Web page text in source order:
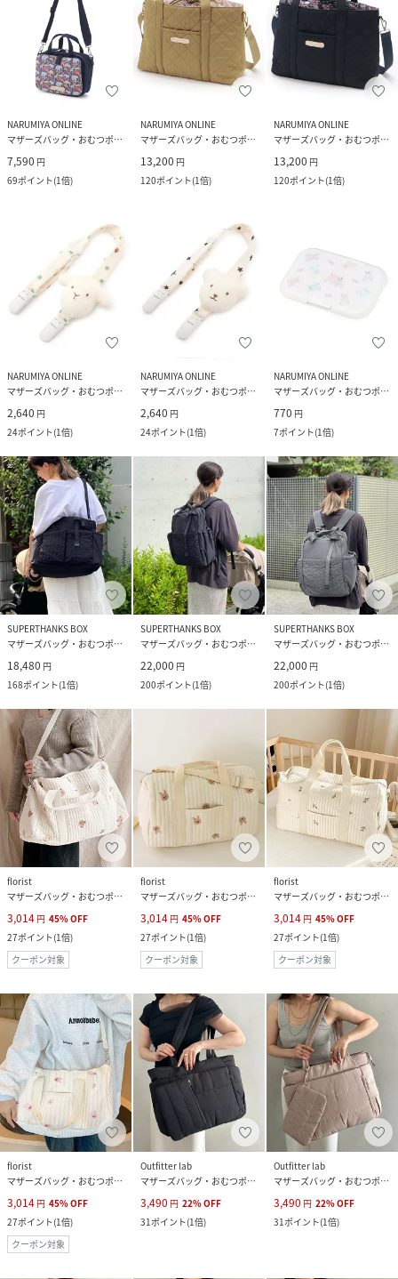
NARUMIYA ONLINE
マザーズバッグ・おむつポーチ
7,590 円
69ポイント(1倍)
NARUMIYA ONLINE
マザーズバッグ・おむつポーチ
13,200 円
120ポイント(1倍)
NARUMIYA ONLINE
マザーズバッグ・おむつポーチ
13,200 円
120ポイント(1倍)
NARUMIYA ONLINE
マザーズバッグ・おむつポーチ
2,640 円
24ポイント(1倍)
NARUMIYA ONLINE
マザーズバッグ・おむつポーチ
2,640 円
24ポイント(1倍)
NARUMIYA ONLINE
マザーズバッグ・おむつポーチ
770 円
7ポイント(1倍)
SUPERTHANKS BOX
マザーズバッグ・おむつポーチ
18,480 円
168ポイント(1倍)
SUPERTHANKS BOX
マザーズバッグ・おむつポーチ
22,000 円
200ポイント(1倍)
SUPERTHANKS BOX
マザーズバッグ・おむつポーチ
22,000 円
200ポイント(1倍)
florist
マザーズバッグ・おむつポーチ
3,014 円 45%OFF
27ポイント(1倍)
クーポン対象
florist
マザーズバッグ・おむつポーチ
3,014 円 45%OFF
27ポイント(1倍)
クーポン対象
florist
マザーズバッグ・おむつポーチ
3,014 円 45%OFF
27ポイント(1倍)
クーポン対象
florist
マザーズバッグ・おむつポーチ
3,014 円 45%OFF
27ポイント(1倍)
クーポン対象
Outfitter lab
マザーズバッグ・おむつポーチ
3,490 円 22%OFF
31ポイント(1倍)
Outfitter lab
マザーズバッグ・おむつポーチ
3,490 円 22%OFF
31ポイント(1倍)